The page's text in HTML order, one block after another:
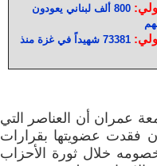
800 ألف لبناني يعودون
73381 شهيداً في غزة منذ
عمران أن العناصر التي
فقدت عضويتها بقرارات
خلال ثورة الأحزاب